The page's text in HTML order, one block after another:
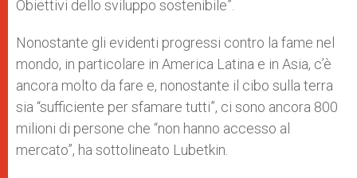
Obiettivi dello sviluppo sostenibile”.
Nonostante gli evidenti progressi contro la fame nel
mondo, in particolare in America Latina e in Asia, c’è
ancora molto da fare e, nonostante il cibo sulla terra
sia “sufficiente per sfamare tutti”, ci sono ancora 800
milioni di persone che “non hanno accesso al
mercato”, ha sottolineato Lubetkin.